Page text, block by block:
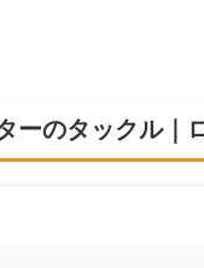
ーのタックル｜